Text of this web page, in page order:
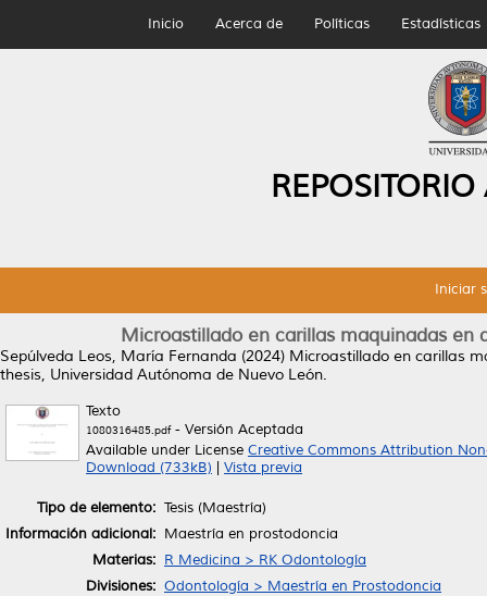
Inicio Acerca de Políticas Estadísticas
Iniciar
Microastillado en carillas maquinadas en
Sepúlveda Leos, María Fernanda (2024) Microastillado en carillas
thesis, Universidad Autónoma de Nuevo León.
Texto
1080316485.pdf- Versión Aceptada
Available under License Creative Commons Attribution
Download (733kB)
Vista previa
Tipo de elemento: Tesis (Maestría)
Información adicional: Maestría en prostodoncia
Materias: R Medicina > RK Odontología
Divisiones: Odontología > Maestría en Prostodoncia